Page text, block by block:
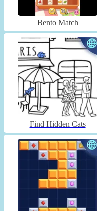
Bento Match
Find Hidden Cats